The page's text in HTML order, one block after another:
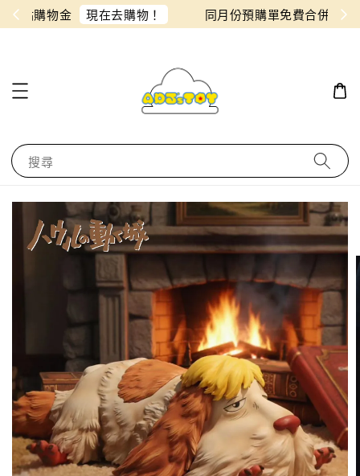
！ 同月份預購單免費合併！只需付一筆運費
搜尋